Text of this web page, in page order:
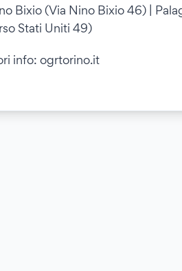
Bixio (Via Nino Bixio 46) |
Stati Uniti 49)
info: ogrtorino.it